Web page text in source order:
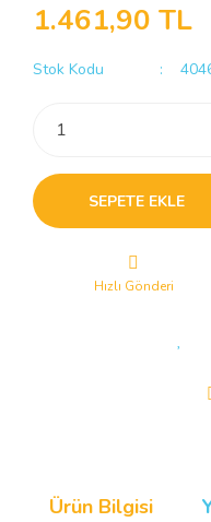
1.461,90 TL
Stok Kodu
SEPETE EKLE
Hızlı Gönderi
Ürün Bilgisi